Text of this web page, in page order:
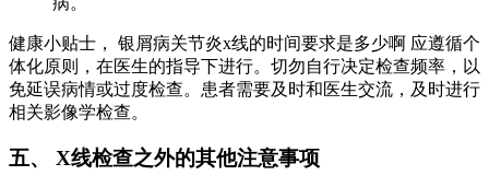
健康小贴士， 银屑病关节炎x线的时间要求是多少啊 应遵循个
体化原则，在医生的指导下进行。切勿自行决定检查频率，以
免延误病情或过度检查。患者需要及时和医生交流，及时进行
相关影像学检查。
五、 X线检查之外的其他注意事项